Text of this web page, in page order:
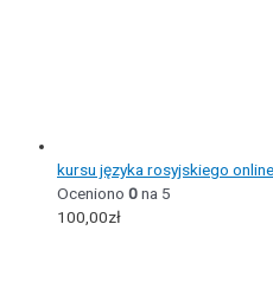
kursu języka rosyjskiego
Oceniono 0na 5
100,00zł